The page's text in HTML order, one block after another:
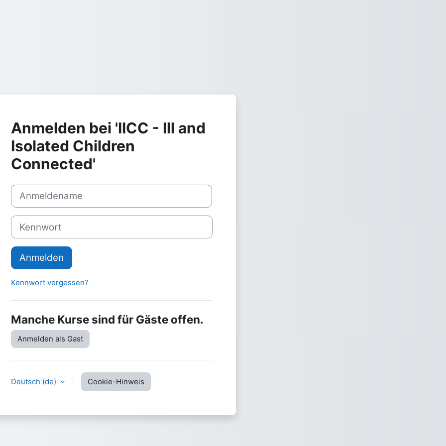
Anmelden bei 'IICC - Ill and
Isolated Children
Connected'
Anmeldename
Kennwort
Anmelden
Kennwort vergessen?
Manche Kurse sind für Gäste offen.
Anmelden als Gast
Deutsch ‎(de)‎ Cookie-Hinweis